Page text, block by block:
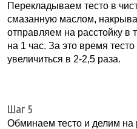
Перекладываем тесто в
смазанную маслом,
отправляем на расстойку в
на 1 час. За это время
увеличиться в 2-2,5 раза.
Шаг 5
Обминаем тесто и делим на